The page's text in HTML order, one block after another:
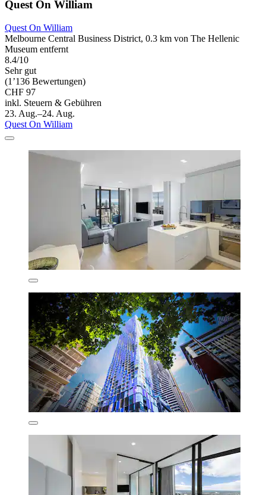
Quest On William
Quest On William
Melbourne Central Business District, 0.3 km von The Hellenic
Museum entfernt
8.4/10
Sehr gut
(1’136 Bewertungen)
CHF 97
inkl. Steuern & Gebühren
23. Aug.–24. Aug.
Quest On William